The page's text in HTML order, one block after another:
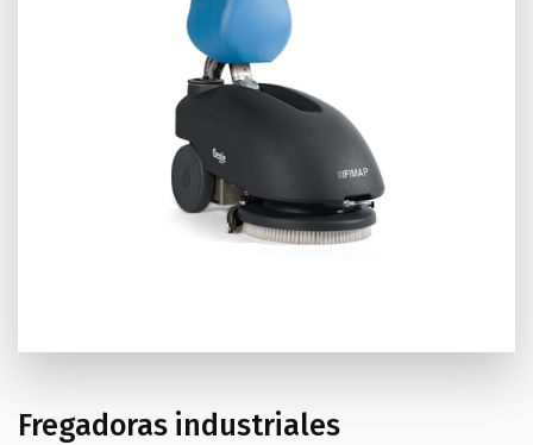
Fregadoras industriales